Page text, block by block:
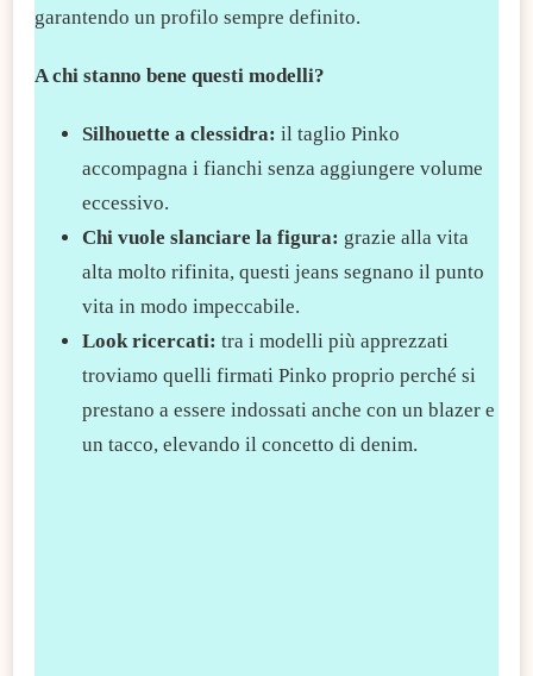
garantendo un profilo sempre definito.
A chi stanno bene questi modelli?
​Silhouette a clessidra: il taglio Pinko
accompagna i fianchi senza aggiungere volume
eccessivo.
​Chi vuole slanciare la figura: grazie alla vita
alta molto rifinita, questi jeans segnano il punto
vita in modo impeccabile.
​Look ricercati: tra i modelli più apprezzati
troviamo quelli firmati Pinko proprio perché si
prestano a essere indossati anche con un blazer e
un tacco, elevando il concetto di denim.